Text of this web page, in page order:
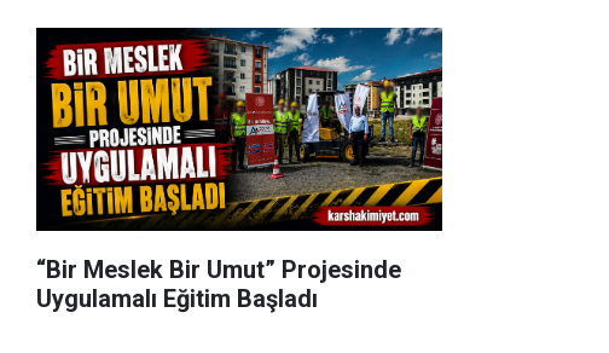
“Bir Meslek Bir Umut” Projesinde
Uygulamalı Eğitim Başladı